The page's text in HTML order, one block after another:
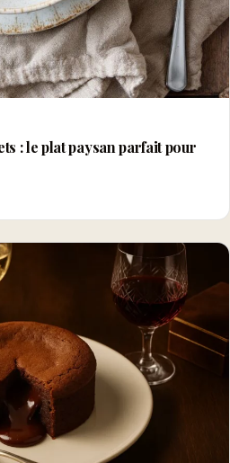
: le plat paysan parfait pour